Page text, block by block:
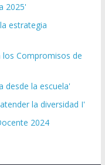
2025'
estrategia
los Compromisos de
desde la escuela'
la diversidad I'
2024